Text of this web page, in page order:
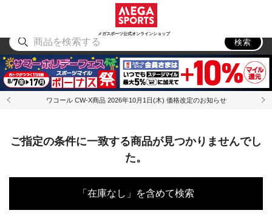
メガスポーツ公式オンラインショップ
アウトドア
検索
ワコール CW-X商品 2026年10月1日(木) 価格改定のお知らせ
ご指定の条件に一致する商品が見つかりませんでし
た。
「在庫なし」を含めて検索